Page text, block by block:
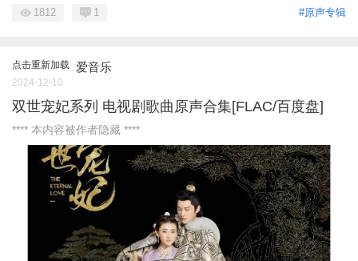
#原声专辑
1812 1
点击重新加载 爱音乐
2024-12-10
双世宠妃系列 电视剧歌曲原声合集[FLAC/百度盘]
**** 本内容被作者隐藏 ****